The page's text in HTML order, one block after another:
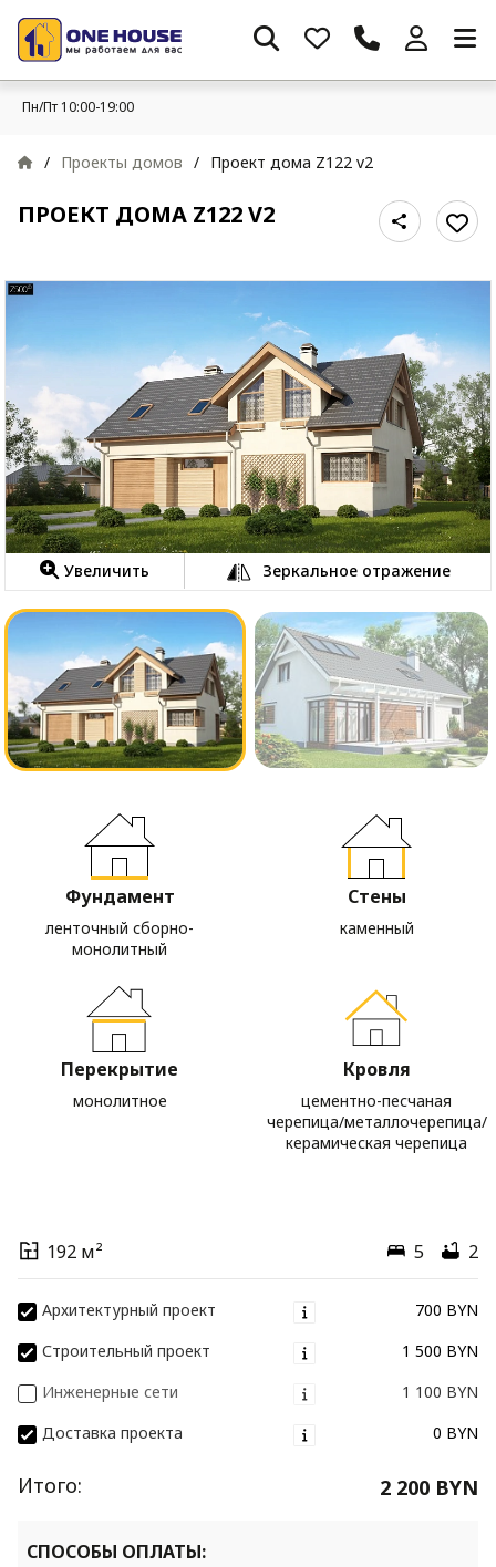
Пн/Пт 10:00-19:00
/ Проекты домов / Проект дома Z122 v2
ПРОЕКТ ДОМА Z122 V2
Увеличить Зеркальное отражение
Фундамент
ленточный сборно-
монолитный
Стены
каменный
Перекрытие
монолитное
Кровля
цементно-песчаная
черепица/металлочерепица/
керамическая черепица
192 м² 5 2
Архитектурный проект
700 BYN
Строительный проект
1 500 BYN
Инженерные сети
1 100 BYN
Доставка проекта
0 BYN
Итого: 2 200 BYN
СПОСОБЫ ОПЛАТЫ: